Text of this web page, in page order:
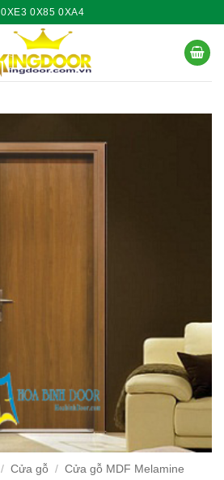
0XE3 0X85 0XA4
/ Cửa gỗ / Cửa gỗ MDF Melamine